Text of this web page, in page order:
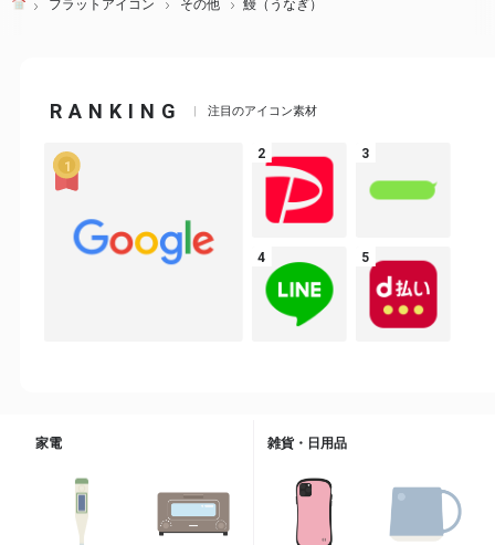
フラットアイコン その他 鰻（うなぎ）
RANKING 注目のアイコン素材
家電 雑貨・日用品